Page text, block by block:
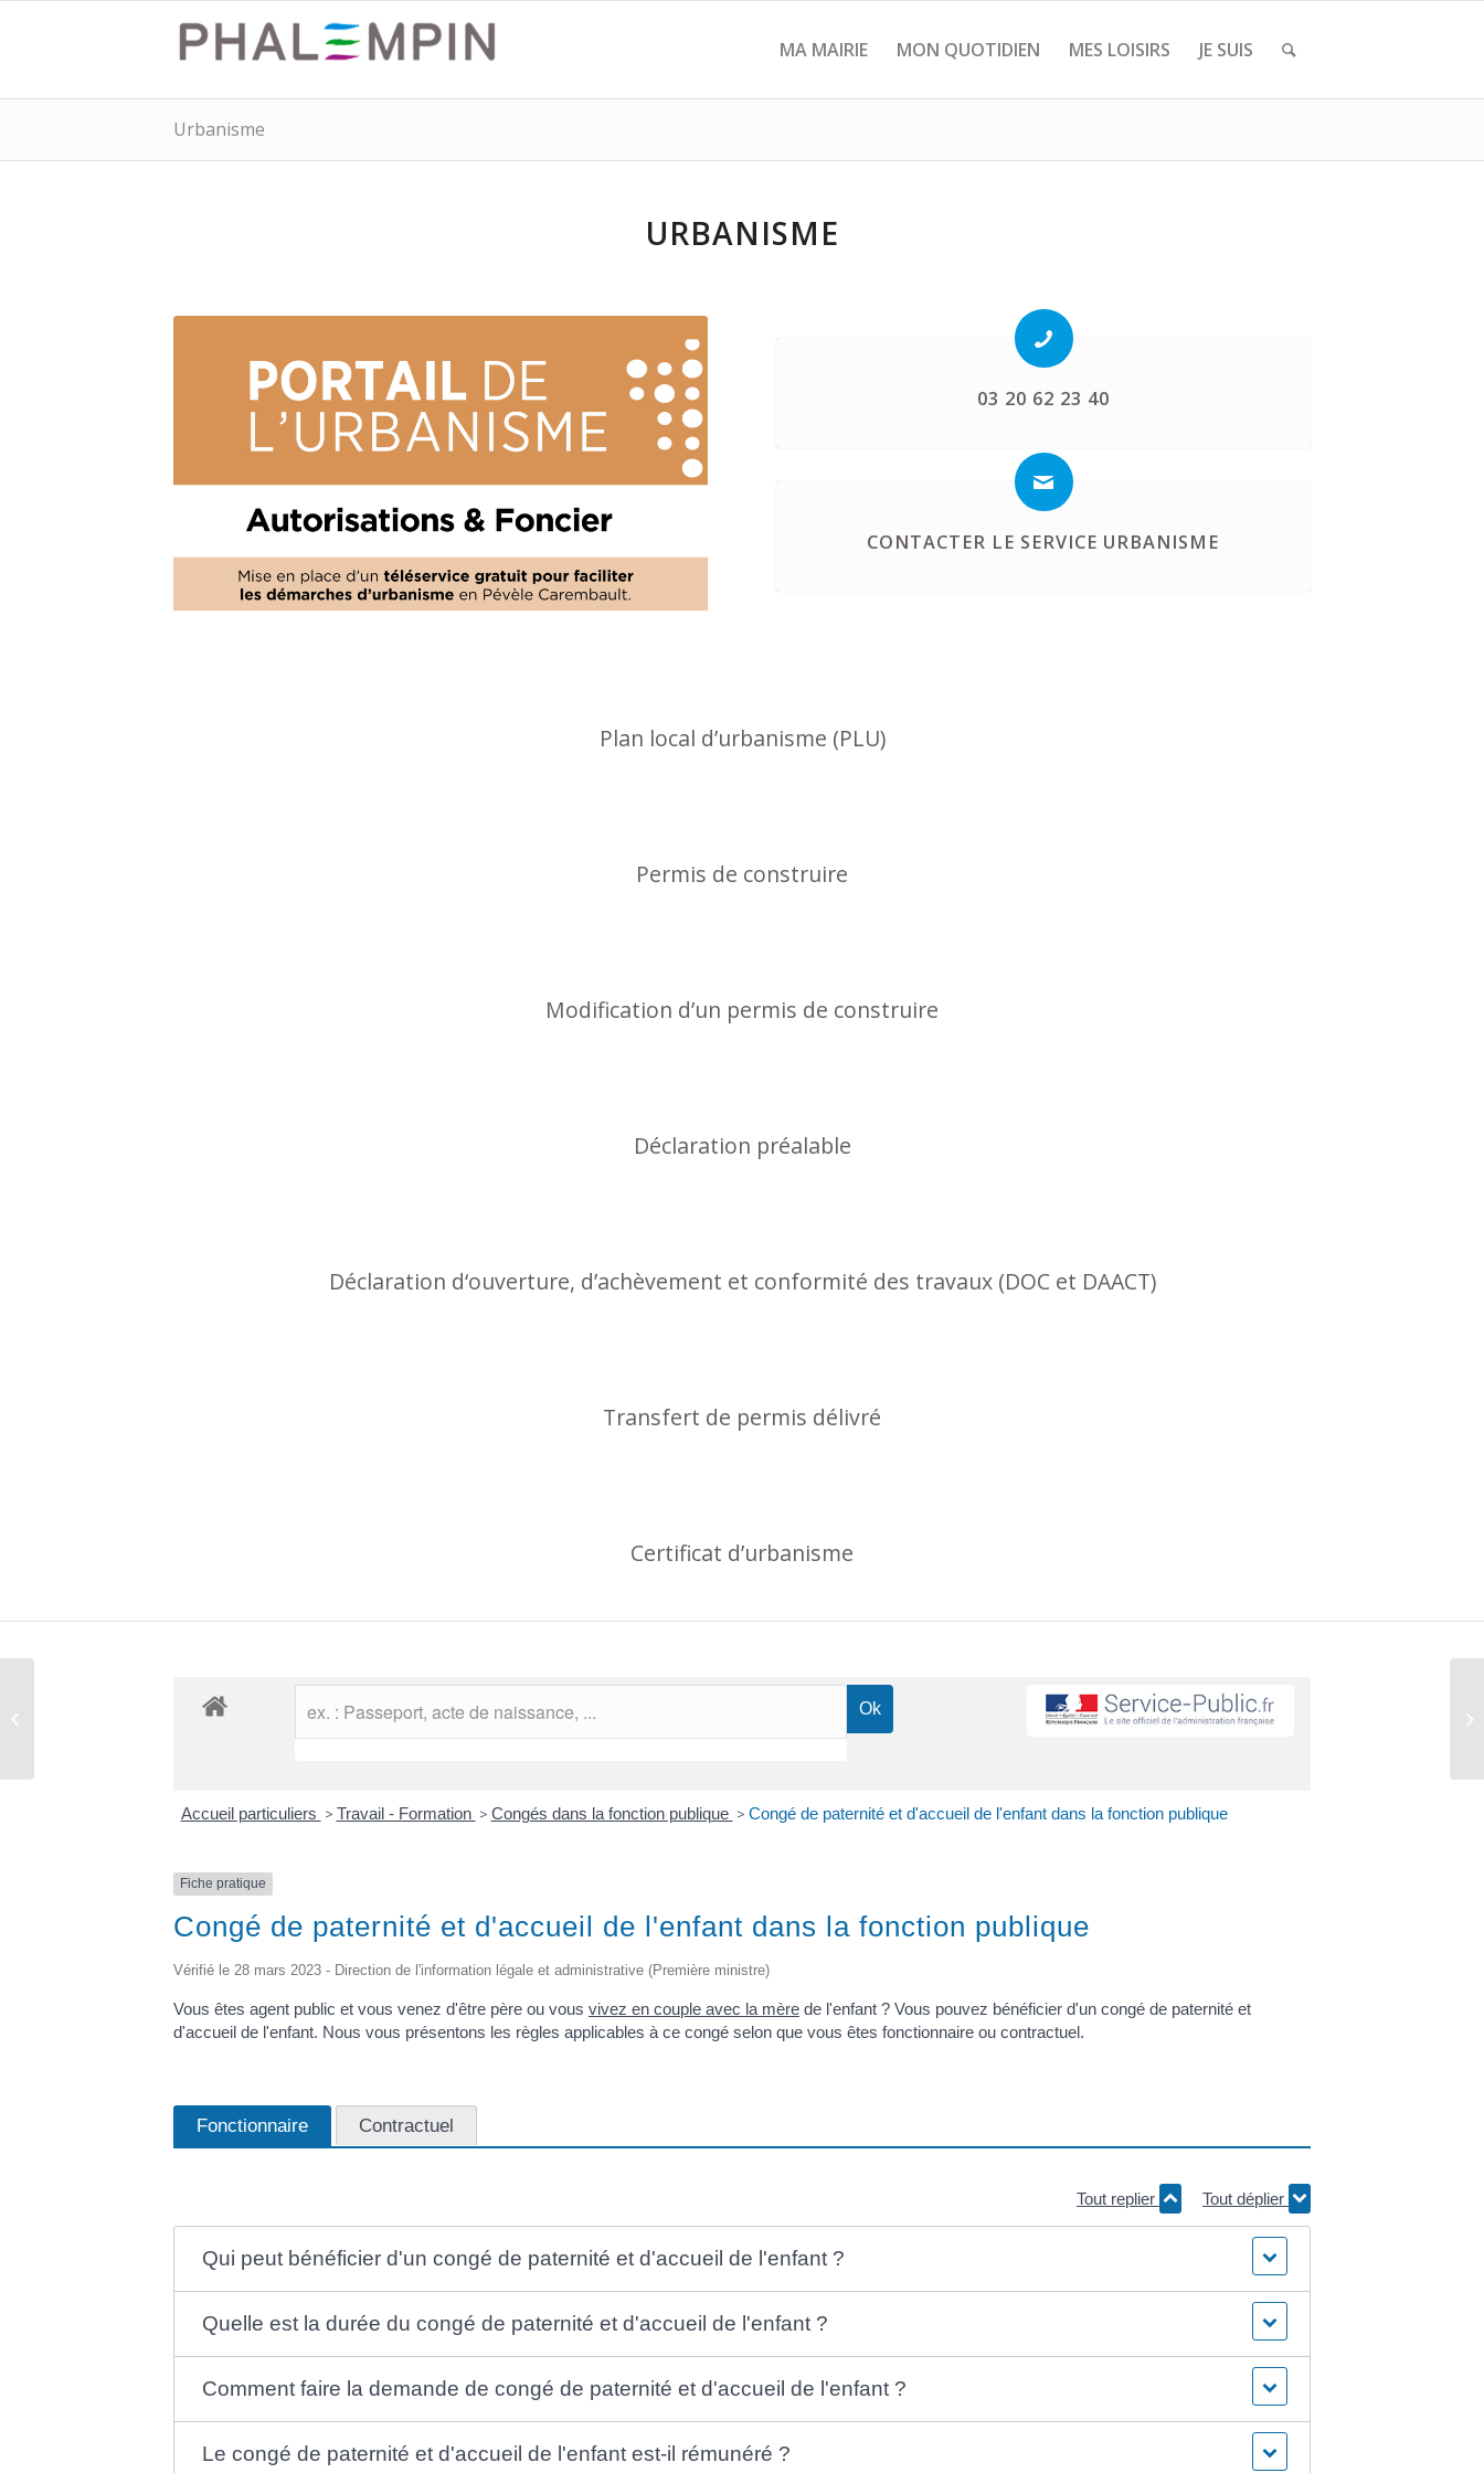
MA MAIRIE MON QUOTIDIEN MES LOISIRS JE SUIS
Urbanisme
URBANISME
03 20 62 23 40
CONTACTER LE SERVICE URBANISME
Plan local d’urbanisme (PLU)
Permis de construire
Modification d’un permis de construire
Déclaration préalable
Déclaration d‘ouverture, d’achèvement et conformité des travaux (DOC et DAACT)
Transfert de permis délivré
Certificat d’urbanisme
Accueil particuliers > Travail - Formation > Congés dans la fonction publique > Congé de paternité et d'accueil de l'enfant dans la fonction publique
Fiche pratique
Congé de paternité et d'accueil de l'enfant dans la fonction publique
Vérifié le 28 mars 2023 - Direction de l'information légale et administrative (Première ministre)
Vous êtes agent public et vous venez d'être père ou vous vivez en couple avec la mère de l'enfant ? Vous pouvez bénéficier d'un congé de paternité et
d'accueil de l'enfant. Nous vous présentons les règles applicables à ce congé selon que vous êtes fonctionnaire ou contractuel.
Fonctionnaire Contractuel
Tout replier Tout déplier
Qui peut bénéficier d'un congé de paternité et d'accueil de l'enfant ?
Quelle est la durée du congé de paternité et d'accueil de l'enfant ?
Comment faire la demande de congé de paternité et d'accueil de l'enfant ?
Le congé de paternité et d'accueil de l'enfant est-il rémunéré ?
Comptes rendus des conseils